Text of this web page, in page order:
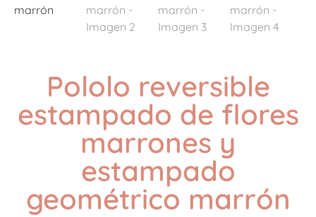
Pololo reversible
estampado de flores
marrones y
estampado
geométrico marrón